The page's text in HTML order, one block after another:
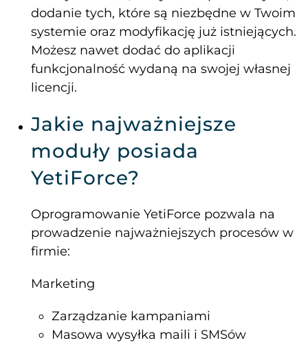
dodanie tych, które są niezbędne w Twoim
systemie oraz modyfikację już istniejących.
Możesz nawet dodać do aplikacji
funkcjonalność wydaną na swojej własnej
licencji.
Jakie najważniejsze
moduły posiada
YetiForce?
Oprogramowanie YetiForce pozwala na
prowadzenie najważniejszych procesów w
firmie:
Marketing
Zarządzanie kampaniami
Masowa wysyłka maili i SMSów